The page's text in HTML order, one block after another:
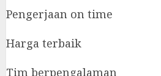
Pengerjaan on time
Harga terbaik
Tim berpengalaman